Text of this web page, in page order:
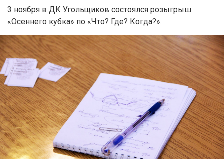
3 ноября в ДК Угольщиков состоялся розыгрыш
«Осеннего кубка» по «Что? Где? Когда?».